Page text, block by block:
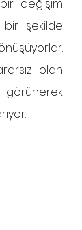
değişim
şekilde
olan
görünerek